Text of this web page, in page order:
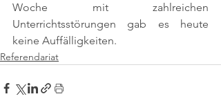
Woche mit zahlreichen
Unterrichtsstörungen gab es heute
keine Auffälligkeiten.
Referendariat